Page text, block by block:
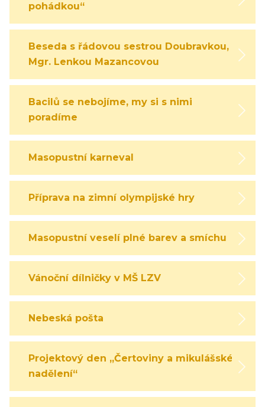
pohádkou“
Beseda s řádovou sestrou Doubravkou,
Mgr. Lenkou Mazancovou
Bacilů se nebojíme, my si s nimi
poradíme
Masopustní karneval
Příprava na zimní olympijské hry
Masopustní veselí plné barev a smíchu
Vánoční dílničky v MŠ LZV
Nebeská pošta
Projektový den „Čertoviny a mikulášské
nadělení“